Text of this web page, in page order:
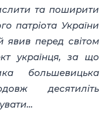
та поширити
патріота України
явив перед світом
українця, за що
большевицька
десятиліть